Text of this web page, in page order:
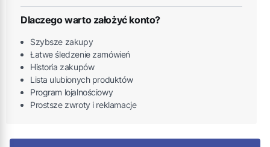
Dlaczego warto założyć konto?
Szybsze zakupy
Łatwe śledzenie zamówień
Historia zakupów
Lista ulubionych produktów
Program lojalnościowy
Prostsze zwroty i reklamacje